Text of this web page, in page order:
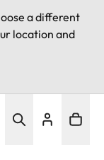
a different
location and